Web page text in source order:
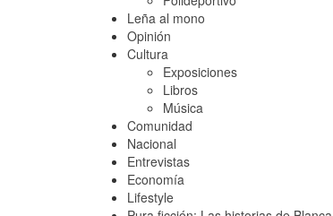
Leña al mono
Opinión
Cultura
Exposiciones
Libros
Música
Comunidad
Nacional
Entrevistas
Economía
Lifestyle